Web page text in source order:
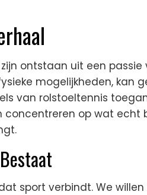
ontstaan uit een
mogelijkheden, kan
van rolstoeltennis
concentreren op wat echt
sport verbindt. We